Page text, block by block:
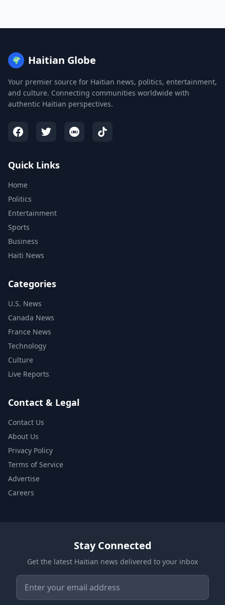
🌍 Haitian Globe
Your premier source for Haitian news, politics, entertainment,
and culture. Connecting communities worldwide with
authentic Haitian perspectives.
Quick Links
Home
Politics
Entertainment
Sports
Business
Haiti News
Categories
U.S. News
Canada News
France News
Technology
Culture
Live Reports
Contact & Legal
Contact Us
About Us
Privacy Policy
Terms of Service
Advertise
Careers
Stay Connected
Get the latest Haitian news delivered to your inbox